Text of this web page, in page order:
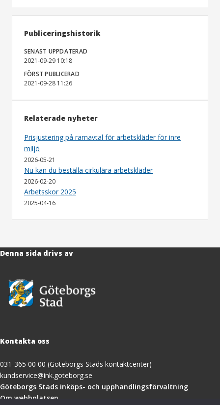
Publiceringshistorik
SENAST UPPDATERAD
2021-09-29 10:18
FÖRST PUBLICERAD
2021-09-28 11:26
Relaterade nyheter
Prisjustering på ramavtal för arbetskläder för inre
miljö
2026-05-21
Nu kan du beställa cirkulära arbetskläder
2026-02-20
Arbetsskor 2025
2025-04-16
Denna sida drivs av
Kontakta oss
031-365 00 00 (Göteborgs Stads kontaktcenter)
kundservice@ink.goteborg.se
Göteborgs Stads inköps- och upphandlingsförvaltning(öppnas
Om webbplatsen